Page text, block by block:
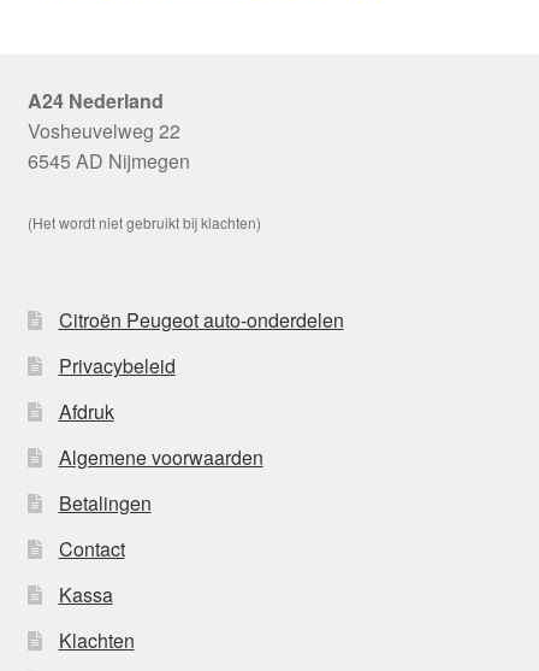
A24 Nederland
Vosheuvelweg 22
6545 AD Nijmegen
(Het wordt niet gebruikt bij klachten)
Citroën Peugeot auto-onderdelen
Privacybeleid
Afdruk
Algemene voorwaarden
Betalingen
Contact
Kassa
Klachten